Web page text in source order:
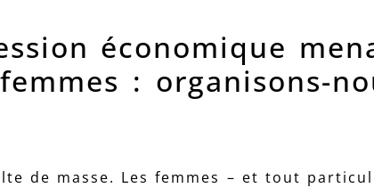
économique
: organisons-
de masse. Les femmes – et tout